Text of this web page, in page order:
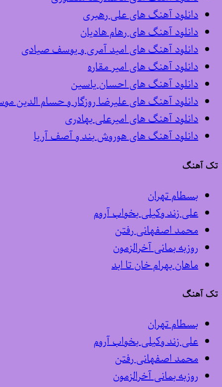
دانلود آهنگ های علی رهبری
دانلود آهنگ های رهام هادیان
دانلود آهنگ های امید آمری و یوسف صیادی
دانلود آهنگ های امیر مقاره
دانلود آهنگ های احسان یاسین
دانلود آهنگ های علیرضا روزگار و حسام الدین
دانلود آهنگ های امیرعلی بهادری
دانلود آهنگ های هوروش بند و آصف آریا
تک آهنگ
بسطام تهران
علی زند وکیلی بخواب آروم
محمد اصفهانی رفتن
روزبه بمانی آخرالزمون
ماهان بهرام خان تا ابد
تک آهنگ
بسطام تهران
علی زند وکیلی بخواب آروم
محمد اصفهانی رفتن
روزبه بمانی آخرالزمون